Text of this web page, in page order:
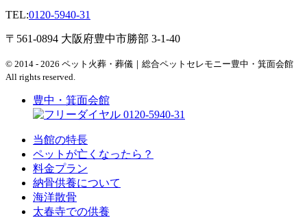
TEL:0120-5940-31
〒561-0894 大阪府豊中市勝部 3-1-40
© 2014 - 2026 ペット火葬・葬儀｜総合ペットセレモニー豊中・箕面会館
All rights reserved.
豊中・箕面会館
0120-5940-31
当館の特長
ペットが亡くなったら？
料金プラン
納骨供養について
海洋散骨
太春寺での供養